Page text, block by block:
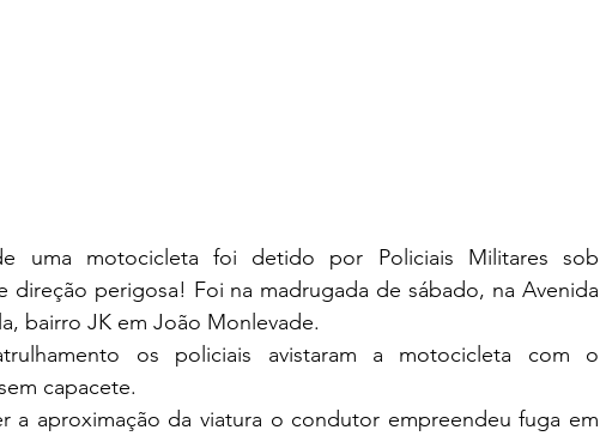
uma motocicleta foi detido por Policiais Militares sob
direção perigosa! Foi na madrugada de sábado, na Avenida
bairro JK em João Monlevade.
os policiais avistaram a motocicleta com o
capacete.
a aproximação da viatura o condutor empreendeu fuga em